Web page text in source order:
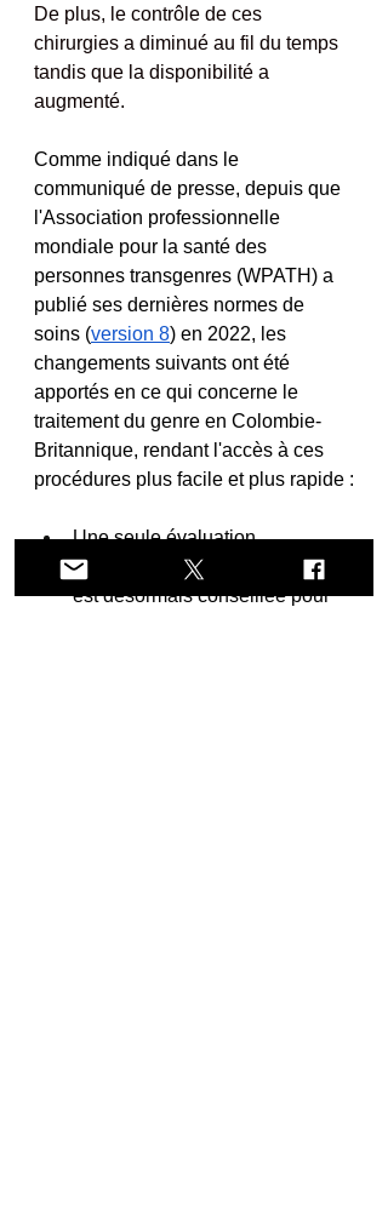
De plus, le contrôle de ces
chirurgies a diminué au fil du temps
tandis que la disponibilité a
augmenté.
Comme indiqué dans le
communiqué de presse, depuis que
l'Association professionnelle
mondiale pour la santé des
personnes transgenres (WPATH) a
publié ses dernières normes de
soins (version 8) en 2022, les
changements suivants ont été
apportés en ce qui concerne le
traitement du genre en Colombie-
Britannique, rendant l'accès à ces
procédures plus facile et plus rapide :
Une seule évaluation
chirurgicale, au lieu de deux,
est désormais conseillée pour